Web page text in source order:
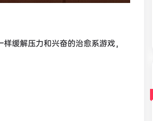
缓解压力和兴奋的治愈系游戏，